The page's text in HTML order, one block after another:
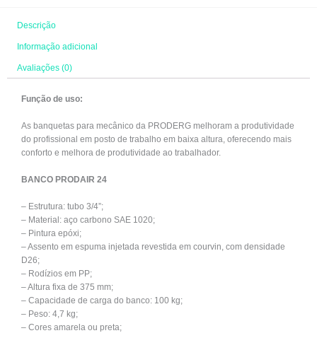
Descrição
Informação adicional
Avaliações (0)
Função de uso:
As banquetas para mecânico da PRODERG melhoram a produtividade
do profissional em posto de trabalho em baixa altura, oferecendo mais
conforto e melhora de produtividade ao trabalhador.
BANCO PRODAIR 24
– Estrutura: tubo 3/4”;
– Material: aço carbono SAE 1020;
– Pintura epóxi;
– Assento em espuma injetada revestida em courvin, com densidade
D26;
– Rodízios em PP;
– Altura fixa de 375 mm;
– Capacidade de carga do banco: 100 kg;
– Peso: 4,7 kg;
– Cores amarela ou preta;